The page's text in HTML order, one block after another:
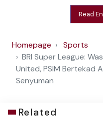
Read
Homepage
Sports
BRI Super League:
United, PSIM Bertekad
Senyuman
Related